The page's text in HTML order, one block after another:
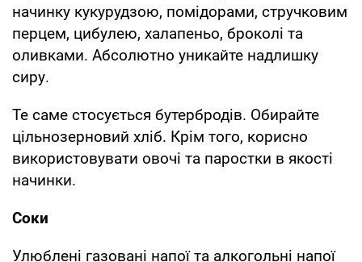
начинку кукурудзою, помідорами, стручковим
перцем, цибулею, халапеньо, броколі та
оливками. Абсолютно уникайте надлишку
сиру.
Те саме стосується бутербродів. Обирайте
цільнозерновий хліб. Крім того, корисно
використовувати овочі та паростки в якості
начинки.
Соки
Улюблені газовані напої та алкогольні напої